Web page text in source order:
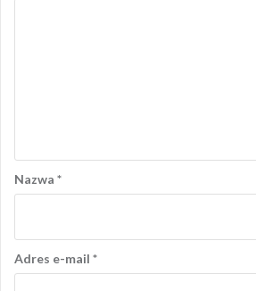
Nazwa *
Adres e-mail *